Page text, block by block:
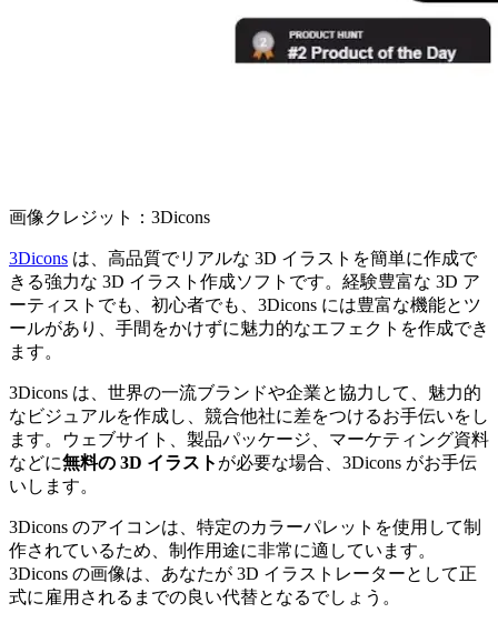
画像クレジット：3Dicons
3Dicons は、高品質でリアルな 3D イラストを簡単に作成で
きる強力な 3D イラスト作成ソフトです。経験豊富な 3D ア
ーティストでも、初心者でも、3Dicons には豊富な機能とツ
ールがあり、手間をかけずに魅力的なエフェクトを作成でき
ます。
3Dicons は、世界の一流ブランドや企業と協力して、魅力的
なビジュアルを作成し、競合他社に差をつけるお手伝いをし
ます。ウェブサイト、製品パッケージ、マーケティング資料
などに無料の 3D イラスト が必要な場合、3Dicons がお手伝
いします。
3Dicons のアイコンは、特定のカラーパレットを使用して制
作されているため、制作用途に非常に適しています。
3Dicons の画像は、あなたが 3D イラストレーターとして正
式に雇用されるまでの良い代替となるでしょう。